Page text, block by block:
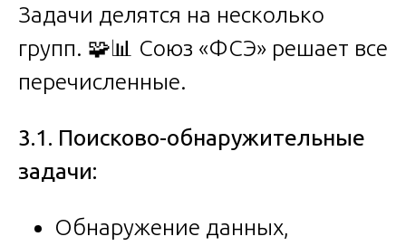
Задачи делятся на несколько
групп. 🧩📊 Союз «ФСЭ» решает все
перечисленные.
3.1. Поисково-обнаружительные
задачи:
Обнаружение данных,